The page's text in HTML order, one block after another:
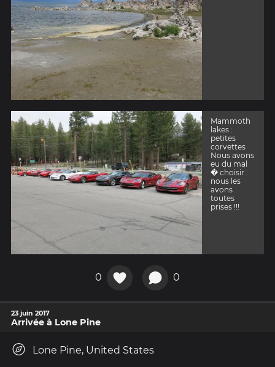
Mammoth
lakes :
petites
corvettes
Nous avons
eu du mal
� choisir :
nous les
avons
toutes
prises !!!
0 0
23 juin 2017
Arrivée à Lone Pine
Lone Pine, United States